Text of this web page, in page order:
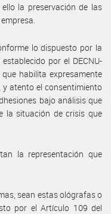
la preservación de las
lo dispuesto por la
por el DECNU-
habilita expresamente
y atento el consentimiento
bajo análisis que
la situación de crisis que
la representación que
sean estas ológrafas o
por el Artículo 109 del